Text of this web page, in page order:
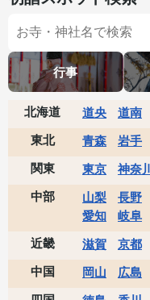
行事
北海道 道央 道南
東北
青森 岩手
関東
東京 神奈川
中部
山梨 長野
愛知
岐阜
近畿
滋賀 京都
中国
岡山 広島